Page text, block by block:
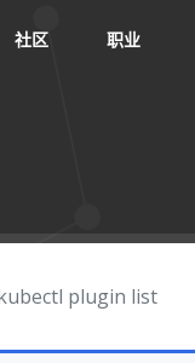
社区 职业
plugin list